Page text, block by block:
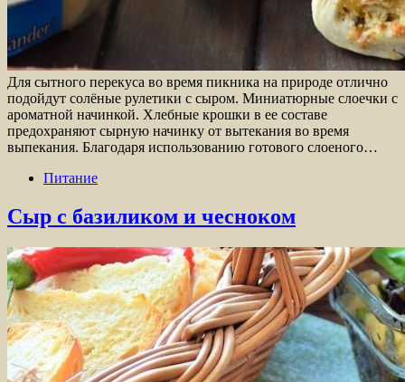
Для сытного перекуса во время пикника на природе отлично
подойдут солёные рулетики с сыром. Миниатюрные слоечки с
ароматной начинкой. Хлебные крошки в ее составе
предохраняют сырную начинку от вытекания во время
выпекания. Благодаря использованию готового слоеного…
Питание
Сыр с базиликом и чесноком